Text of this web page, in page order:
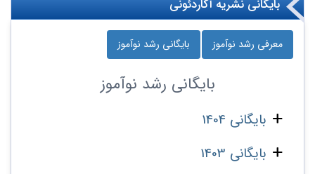
بایگانی نشریه آکاردئونی
معرفی رشد نوآموز بایگانی رشد نوآموز
بایگانی رشد نوآموز
بایگانی 1404
بایگانی 1403